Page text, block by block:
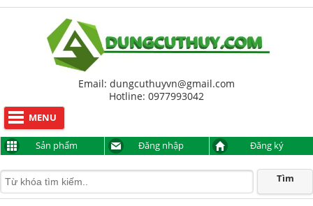
Email: dungcuthuyvn@gmail.com
Hotline: 0977993042
MENU
Sản phẩm Đăng nhập Đăng ký
Tìm
094 9999 817
Lê Nhật Thịnh
0977993042